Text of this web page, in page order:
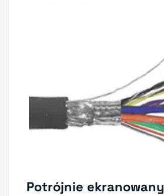
Potrójnie ekranowany